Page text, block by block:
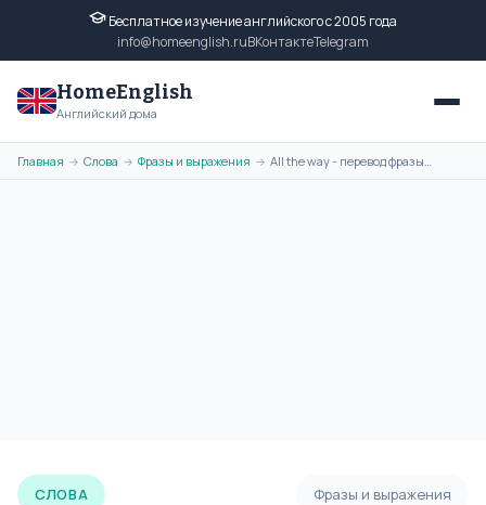
Бесплатное изучение английского с 2005 года
info@homeenglish.ruВКонтактеTelegram
HomeEnglish
Английский дома
Главная → Слова → Фразы и выражения → All the way - перевод фразы на русский язык, транскрипция, примеры
СЛОВА Фразы и выражения